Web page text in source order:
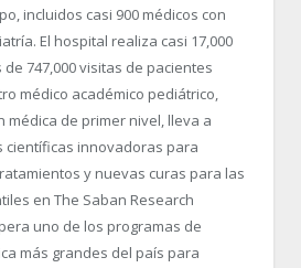
incluidos casi 900 médicos con
El hospital realiza casi 17,000
747,000 visitas de pacientes
médico académico pediátrico,
médica de primer nivel, lleva a
científicas innovadoras para
y nuevas curas para las
en The Saban Research
uno de los programas de
más grandes del país para